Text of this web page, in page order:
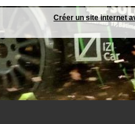
Créer un site internet